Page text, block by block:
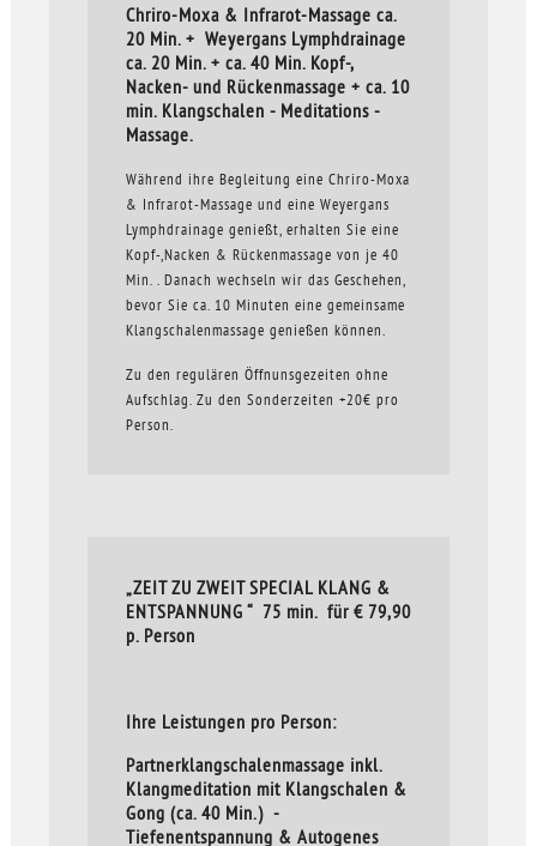
Chriro-Moxa & Infrarot-Massage ca.
20 Min. + Weyergans Lymphdrainage
ca. 20 Min. + ca. 40 Min. Kopf-,
Nacken- und Rückenmassage + ca. 10
min. Klangschalen - Meditations -
Massage.
Während ihre Begleitung eine Chriro-Moxa
& Infrarot-Massage und eine Weyergans
Lymphdrainage genießt, erhalten Sie eine
Kopf-,Nacken & Rückenmassage von je 40
Min. . Danach wechseln wir das Geschehen,
bevor Sie ca. 10 Minuten eine gemeinsame
Klangschalenmassage genießen können.
Zu den regulären Öffnunsgezeiten ohne
Aufschlag. Zu den Sonderzeiten +20€ pro
Person.
„ZEIT ZU ZWEIT SPECIAL KLANG &
ENTSPANNUNG “ 75 min. für € 79,90
p. Person
Ihre Leistungen pro Person:
Partnerklangschalenmassage inkl.
Klangmeditation mit Klangschalen &
Gong (ca. 40 Min.) -
Tiefenentspannung & Autogenes